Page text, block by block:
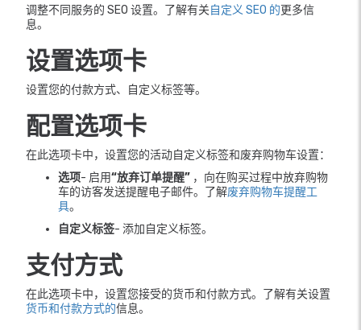
调整不同服务的 SEO 设置。了解有关自定义 SEO 的更多信
息。
设置选项卡
设置您的付款方式、自定义标签等。
配置选项卡
在此选项卡中，设置您的活动自定义标签和废弃购物车设置：
选项- 启用“放弃订单提醒” ，向在购买过程中放弃购物
车的访客发送提醒电子邮件。了解废弃购物车提醒工
具。
自定义标签- 添加自定义标签。
支付方式
在此选项卡中，设置您接受的货币和付款方式。了解有关设置
货币和付款方式的信息。